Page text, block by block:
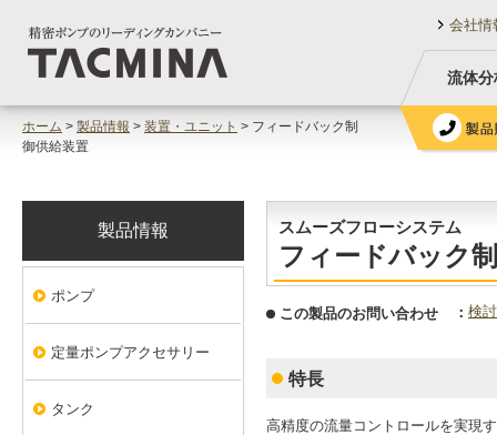
会社情
流体
ホーム > 製品情報 > 装置・ユニット > フィードバック制
御供給装置
スムーズフローシステム
フィードバック
この製品のお問い合わせ 検
特長
高精度の流量コントロールを実現
製品情報
ポンプ
定量ポンプアクセサリー
タンク